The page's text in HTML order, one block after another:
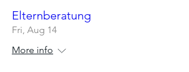
Elternberatung
Fri, Aug 14
More info